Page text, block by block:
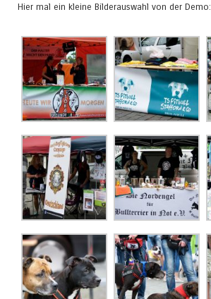
Hier mal ein kleine Bilderauswahl von der Demo: